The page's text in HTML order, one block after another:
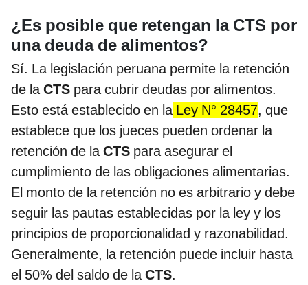
¿Es posible que retengan la CTS por
una deuda de alimentos?
Sí. La legislación peruana permite la retención
de laCTS para cubrir deudas por alimentos.
Esto está establecido en la Ley N° 28457, que
establece que los jueces pueden ordenar la
retención de laCTS para asegurar el
cumplimiento de las obligaciones alimentarias.
El monto de la retención no es arbitrario y debe
seguir las pautas establecidas por la ley y los
principios de proporcionalidad y razonabilidad.
Generalmente, la retención puede incluir hasta
el 50% del saldo de laCTS.